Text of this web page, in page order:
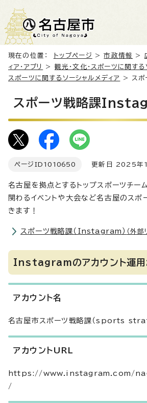
現在の位置： トップページ >市政情報 >
ィア・アプリ
> 観光・文化・スポーツに関する
スポーツに関するソーシャルメディア
> ス
スポーツ戦略課
ページID 1010650 更新日 2025年
名古屋を拠点とするトップスポーツチー
関わるイベントや大会など名古屋のスポ
きます！
スポーツ戦略課（Instagram） （外部
Instagramのアカウント運用
アカウント名
名古屋市スポーツ戦略課（sports
アカウントURL
https://www.instagram.com/
/